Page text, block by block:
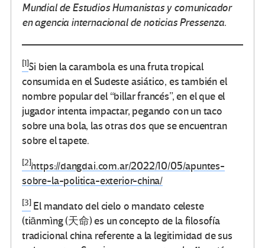
Mundial de Estudios Humanistas y comunicador
en agencia internacional de noticias Pressenza.
[1] Si bien la carambola es una fruta tropical
consumida en el Sudeste asiático, es también el
nombre popular del “billar francés”, en el que el
jugador intenta impactar, pegando con un taco
sobre una bola, las otras dos que se encuentran
sobre el tapete.
[2] https://dangdai.com.ar/2022/10/05/apuntes-
sobre-la-politica-exterior-china/
[3] El mandato del cielo o mandato celeste
(tiānmìng (天命) es un concepto de la filosofía
tradicional china referente a la legitimidad de sus